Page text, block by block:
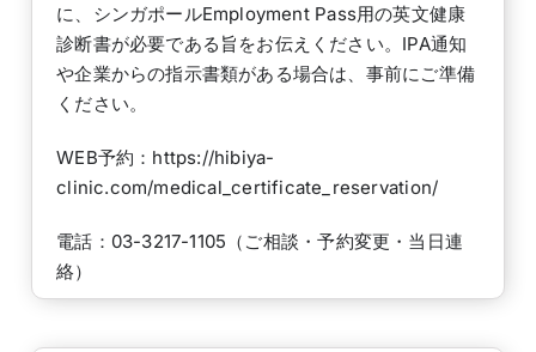
に、シンガポールEmployment Pass用の英文健康
診断書が必要である旨をお伝えください。IPA通知
や企業からの指示書類がある場合は、事前にご準備
ください。
WEB予約：https://hibiya-
clinic.com/medical_certificate_reservation/
電話：03-3217-1105（ご相談・予約変更・当日連
絡）